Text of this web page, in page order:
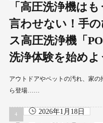
「高圧洗浄機は
言わせない！手
ス高圧洗浄機「
洗浄体験を始めよ
アウトドアやペットの汚れ、家の
ら登場……
2026年1月18日